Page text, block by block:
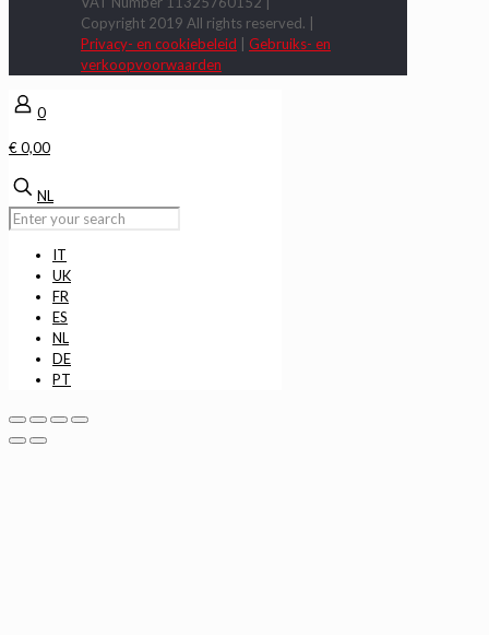
Copyright 2019 All rights reserved. |
Privacy- en cookiebeleid
Gebruiks- en
verkoopvoorwaarden
0
€ 0,00
NL
IT
UK
FR
ES
NL
DE
PT